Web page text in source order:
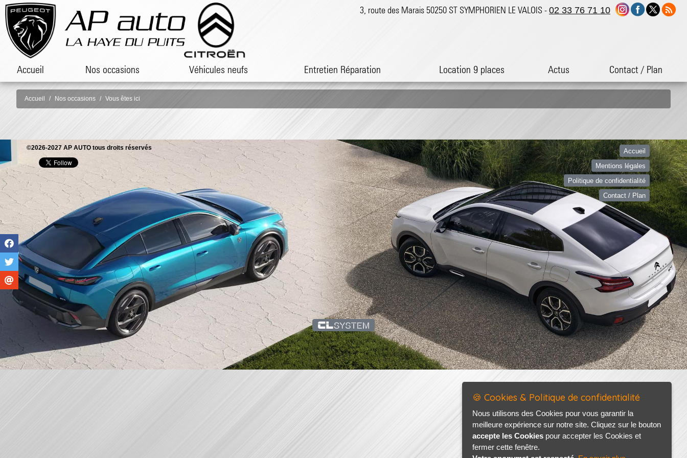
Accueil Nos occasions Véhicules neufs Entretien Réparation Location 9 places Actus Contact / Plan
3, route des Marais 50250 ST SYMPHORIEN LE VALOIS - 02 33 76 71 10
Accueil Nos occasions Vous êtes ici
©2026-2027 AP AUTO tous droits réservés
Accueil
Mentions légales
Politique de confidentialité
Contact / Plan
🍪 Cookies & Politique de confidentialité
Nous utilisons des Cookies pour vous garantir la
meilleure expérience sur notre site. Cliquez sur le bouton
accepte les Cookies pour accepter les Cookies et
fermer cette fenêtre.